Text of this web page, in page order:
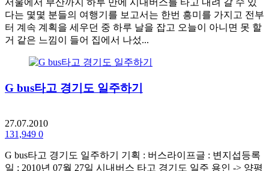
서울에서 부산까지 하루 만에 시내버스를 타고 내려 갈 수 있
다는 몇몇 분들의 여행기를 보고서는 한번 흥미를 가지고 전부
터 계속 계획을 세우던 중 하루 날을 잡고 오늘이 아니면 못 할
거 같은 느낌이 들어 집에서 나섰...
G bus타고 경기도 일주하기
27.07.2010
131,949 0
G bus타고 경기도 일주하기 기획 : 버스라이프글 : 변지섭등록
일 : 2010년 07월 27일 시내버스 타고 경기도 일주 용인 -> 양평